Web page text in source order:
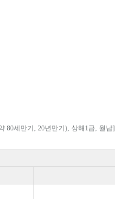
80세만기, 20년만기), 상해1급, 월납]